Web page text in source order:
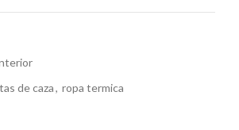
de caza, ropa termica